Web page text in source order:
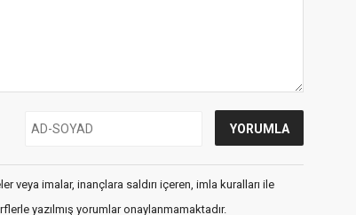
veya imalar, inançlara saldırı içeren, imla kuralları ile
yazılmış yorumlar onaylanmamaktadır.